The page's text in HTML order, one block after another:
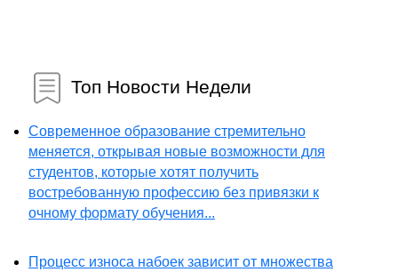
Топ Новости Недели
Современное образование стремительно
меняется, открывая новые возможности для
студентов, которые хотят получить
востребованную профессию без привязки к
очному формату обучения...
Процесс износа набоек зависит от множества